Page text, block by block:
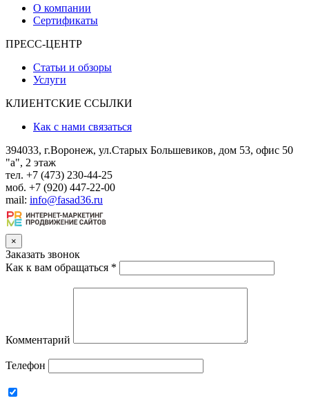
О компании
Сертификаты
ПРЕСС-ЦЕНТР
Статьи и обзоры
Услуги
КЛИЕНТСКИЕ ССЫЛКИ
Как с нами связаться
394033, г.Воронеж, ул.Старых Большевиков, дом 53, офис 50
"а", 2 этаж
тел. +7 (473) 230-44-25
моб. +7 (920) 447-22-00
mail: info@fasad36.ru
×
Заказать звонок
Как к вам обращаться *
Комментарий
Телефон